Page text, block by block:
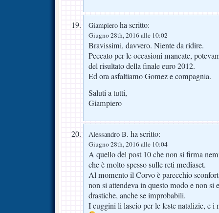
Giampiero ha scritto:
Giugno 28th, 2016 alle 10:02
Bravissimi, davvero. Niente da ridire.
Peccato per le occasioni mancate,
del risultato della finale euro 2012.
Ed ora asfaltiamo Gomez e compagnia.
Saluti a tutti,
Giampiero
Alessandro B. ha scritto:
Giugno 28th, 2016 alle 10:04
A quello del post 10 che non si firma
che è molto spesso sulle reti mediaset.
Al momento il Corvo è parecchio
non si attendeva in questo modo e non si
drastiche, anche se improbabili.
I cuggini li lascio per le feste natalizie, e i